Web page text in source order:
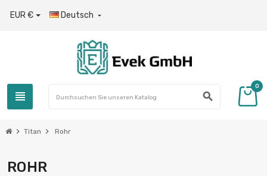
EUR € Deutsch 
view_headline search
0
chevron_right Titan chevron_right Rohr
ROHR